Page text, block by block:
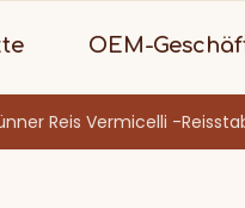
OEM-
Reis Vermicelli -